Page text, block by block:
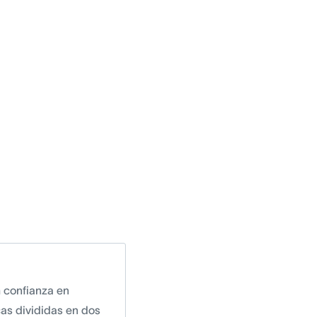
en
divididas en dos